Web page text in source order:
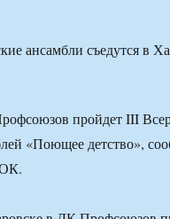
пройдет III
«Поющее детство»,